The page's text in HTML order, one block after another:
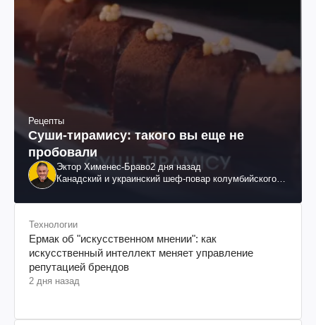
Рецепты
Суши-тирамису: такого вы еще не
пробовали
Эктор Хименес-Браво2 дня назад
Канадский и украинский шеф-повар колумбийского
Технологии
Ермак об "искусственном мнении": как
искусственный интеллект меняет управление
репутацией брендов
2 дня назад